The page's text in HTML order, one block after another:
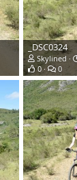
_DSC0324
Skylined
0
0